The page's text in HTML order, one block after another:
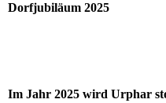
Dorfjubiläum 2025
Im Jahr 2025 wird Urphar